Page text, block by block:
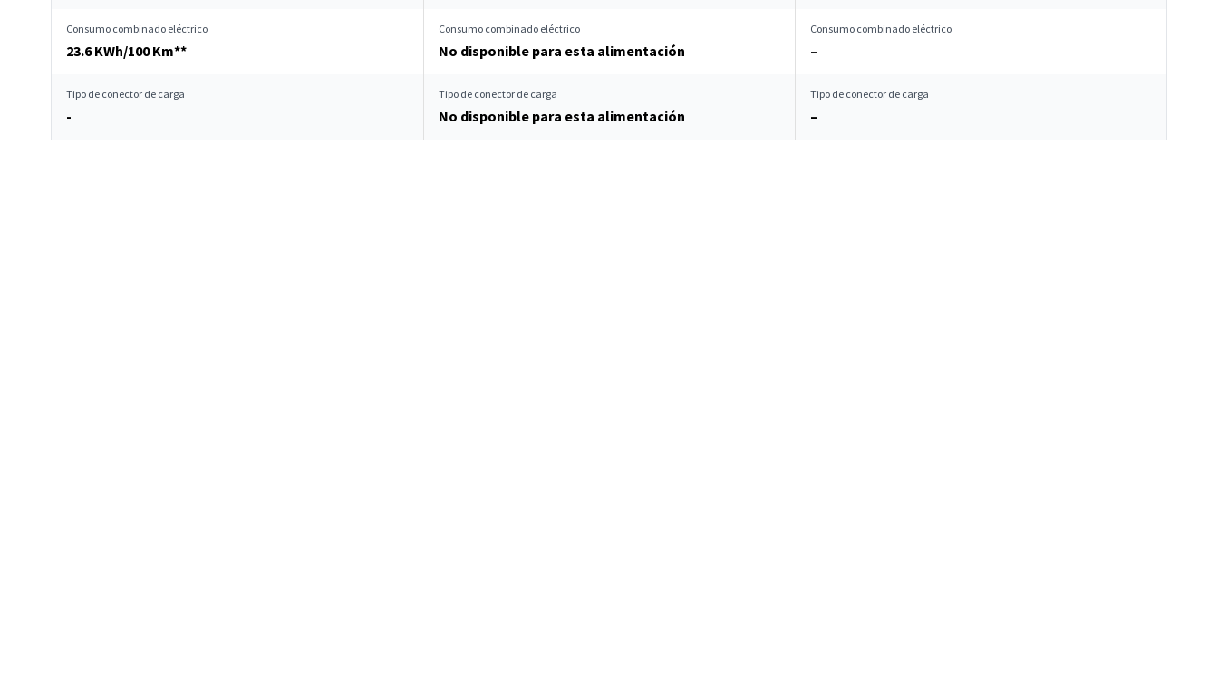
Consumo combinado eléctrico
23.6 KWh/100 Km**
Consumo combinado eléctrico
No disponible para esta alimentación
Consumo combinado eléctrico
–
Tipo de conector de carga
-
Tipo de conector de carga
No disponible para esta alimentación
Tipo de conector de carga
–